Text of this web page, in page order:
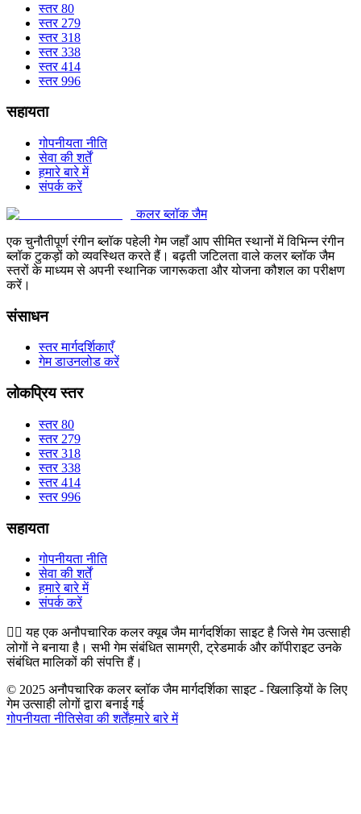
स्तर 80
स्तर 279
स्तर 318
स्तर 338
स्तर 414
स्तर 996
सहायता
गोपनीयता नीति
सेवा की शर्तें
हमारे बारे में
संपर्क करें
कलर ब्लॉक जैम
एक चुनौतीपूर्ण रंगीन ब्लॉक पहेली गेम जहाँ आप सीमित स्थानों में विभिन्न रंगीन
ब्लॉक टुकड़ों को व्यवस्थित करते हैं। बढ़ती जटिलता वाले कलर ब्लॉक जैम
स्तरों के माध्यम से अपनी स्थानिक जागरूकता और योजना कौशल का परीक्षण
करें।
संसाधन
स्तर मार्गदर्शिकाएँ
गेम डाउनलोड करें
लोकप्रिय स्तर
स्तर 80
स्तर 279
स्तर 318
स्तर 338
स्तर 414
स्तर 996
सहायता
गोपनीयता नीति
सेवा की शर्तें
हमारे बारे में
संपर्क करें
👉🏻यह एक अनौपचारिक कलर क्यूब जैम मार्गदर्शिका साइट है जिसे गेम उत्साही
लोगों ने बनाया है। सभी गेम संबंधित सामग्री, ट्रेडमार्क और कॉपीराइट उनके
संबंधित मालिकों की संपत्ति हैं।
© 2025 अनौपचारिक कलर ब्लॉक जैम मार्गदर्शिका साइट - खिलाड़ियों के लिए
गेम उत्साही लोगों द्वारा बनाई गई
गोपनीयता नीतिसेवा की शर्तेंहमारे बारे में